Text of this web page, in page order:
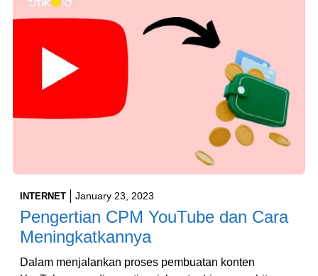
INTERNET January 23, 2023
Pengertian CPM YouTube dan Cara
Meningkatkannya
Dalam menjalankan proses pembuatan konten